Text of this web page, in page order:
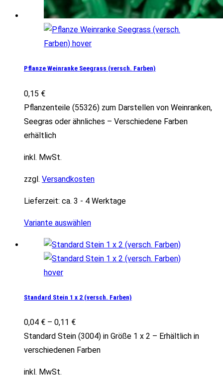
Pflanze Weinranke Seegrass (versch. Farben)
0,15 €
Pflanzenteile (55326) zum Darstellen von Weinranken,
Seegras oder ähnliches – Verschiedene Farben
erhältlich
inkl. MwSt.
zzgl. Versandkosten
Lieferzeit: ca. 3 - 4 Werktage
Variante auswählen
Standard Stein 1 x 2 (versch. Farben)
0,04 € – 0,11 €
Standard Stein (3004) in Größe 1 x 2 – Erhältlich in
verschiedenen Farben
inkl. MwSt.